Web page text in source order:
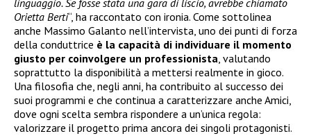
linguaggio. Se fosse stata una gara di liscio, avrebbe chiamato
Orietta Berti“, ha raccontato con ironia. Come sottolinea
anche Massimo Galanto nell’intervista, uno dei punti di forza
della conduttrice è la capacità di individuare il momento
giusto per coinvolgere un professionista, valutando
soprattutto la disponibilità a mettersi realmente in gioco.
Una filosofia che, negli anni, ha contribuito al successo dei
suoi programmi e che continua a caratterizzare anche Amici,
dove ogni scelta sembra rispondere a un’unica regola:
valorizzare il progetto prima ancora dei singoli protagonisti.